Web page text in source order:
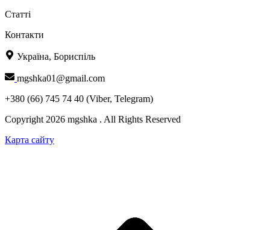
Статті
Контакти
Україна, Бориспіль
mgshka01@gmail.com
+380 (66) 745 74 40 (Viber, Telegram)
Copyright 2026 mgshka . All Rights Reserved
Карта сайту